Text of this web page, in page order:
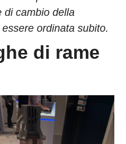
di cambio della
ordinata subito.
di rame